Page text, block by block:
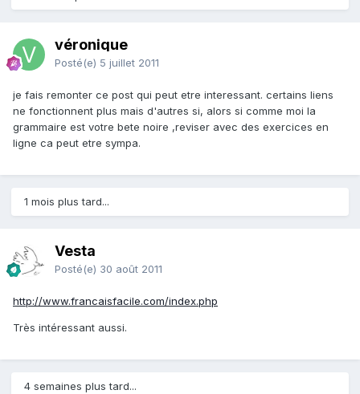
véronique
Posté(e) 5 juillet 2011
je fais remonter ce post qui peut etre interessant. certains liens
ne fonctionnent plus mais d'autres si, alors si comme moi la
grammaire est votre bete noire ,reviser avec des exercices en
ligne ca peut etre sympa.
1 mois plus tard...
Vesta
Posté(e) 30 août 2011
http://www.francaisfacile.com/index.php
Très intéressant aussi.
4 semaines plus tard...